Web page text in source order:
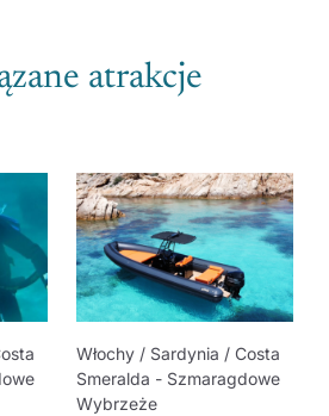
atrakcje
Włochy / Sardynia / Costa
Smeralda - Szmaragdowe
Wybrzeże